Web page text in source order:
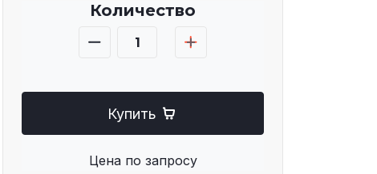
Количество
Купить
Цена по запросу